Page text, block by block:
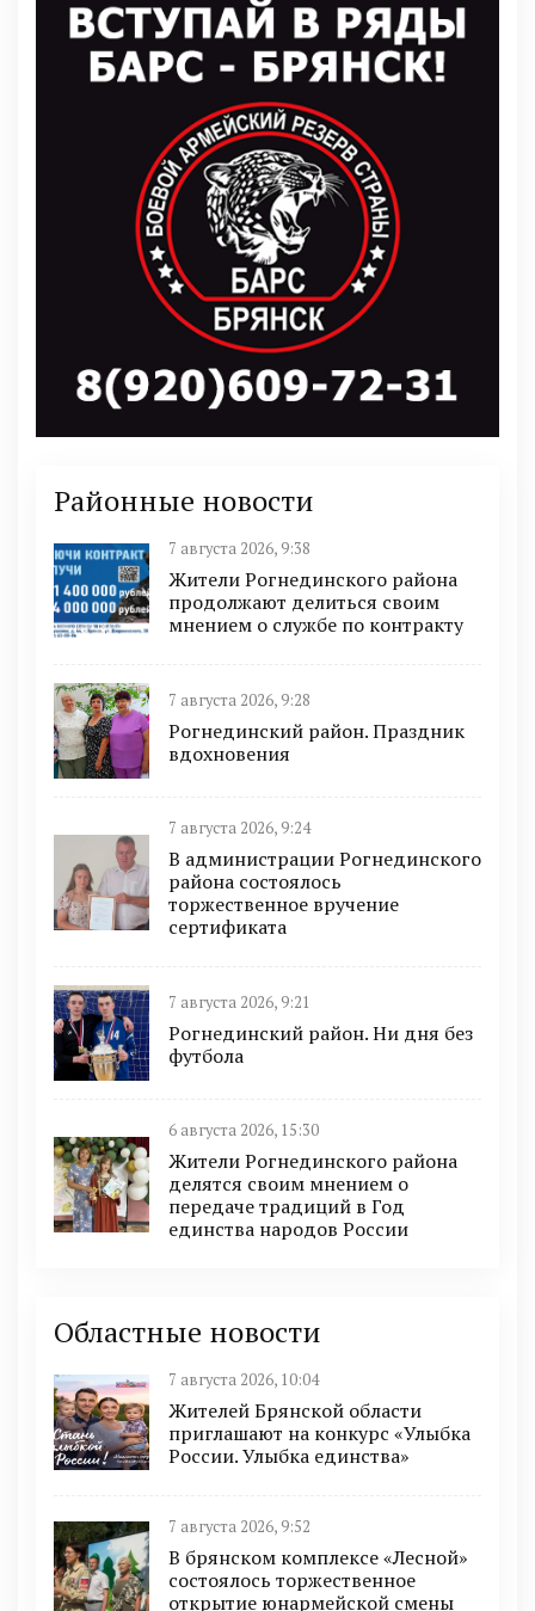
Районные новости
7 августа 2026, 9:38
Жители Рогнединского района
продолжают делиться своим
мнением о службе по контракту
7 августа 2026, 9:28
Рогнединский район. Праздник
вдохновения
7 августа 2026, 9:24
В администрации Рогнединского
района состоялось
торжественное вручение
сертификата
7 августа 2026, 9:21
Рогнединский район. Ни дня без
футбола
6 августа 2026, 15:30
Жители Рогнединского района
делятся своим мнением о
передаче традиций в Год
единства народов России
Областные новости
7 августа 2026, 10:04
Жителей Брянской области
приглашают на конкурс «Улыбка
России. Улыбка единства»
7 августа 2026, 9:52
В брянском комплексе «Лесной»
состоялось торжественное
открытие юнармейской смены